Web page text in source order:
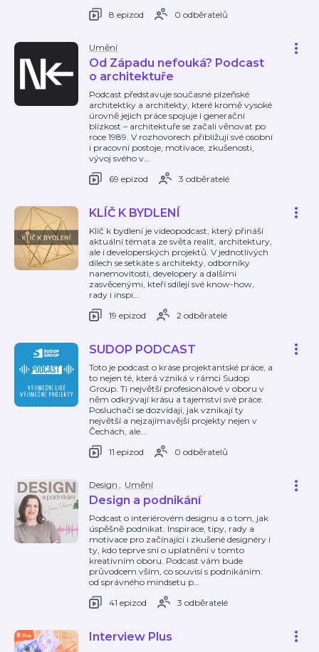
8 epizod
0 odběratelů
Umění
Od Západu nefouká? Podcast
o architektuře
Podcast představuje současné plzeňské
architektky a architekty, které kromě vysoké
úrovně jejich práce spojuje i generační
blízkost – architektuře se začali věnovat po
roce 1989. V rozhovorech přibližují své osobní
i pracovní postoje, motivace, zkušenosti,
vývoj svého v…
69 epizod
3 odběratelé
KLÍČ K BYDLENÍ
Klíč k bydlení je videopodcast, který přináší
aktuální témata ze světa realit, architektury,
ale i developerských projektů. V jednotlivých
dílech se setkáte s architekty, odborníky
nanemovitosti, developery a dalšími
zasvěcenými, kteří sdílejí své know-how,
rady i inspi…
19 epizod
2 odběratelé
SUDOP PODCAST
Toto je podcast o kráse projektantské práce, a
to nejen té, která vzniká v rámci Sudop
Group. Ti největší profesionálové v oboru v
něm odkrývají krásu a tajemství své práce.
Posluchači se dozvídají, jak vznikají ty
největší a nejzajímavější projekty nejen v
Čechách, ale…
11 epizod
0 odběratelů
Design , Umění
Design a podnikání
Podcast o interiérovém designu a o tom, jak
úspěšně podnikat. Inspirace, tipy, rady a
motivace pro začínající i zkušené designéry i
ty, kdo teprve sní o uplatnění v tomto
kreativním oboru. Podcast vám bude
průvodcem vším, co souvisí s podnikáním:
od správného mindsetu p…
41 epizod
3 odběratelé
Interview Plus